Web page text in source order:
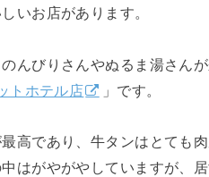
いお店があります。
んびりさんやぬるま湯さん
トホテル店 」です。
高であり、牛タンはとても
はがやがやしていますが、